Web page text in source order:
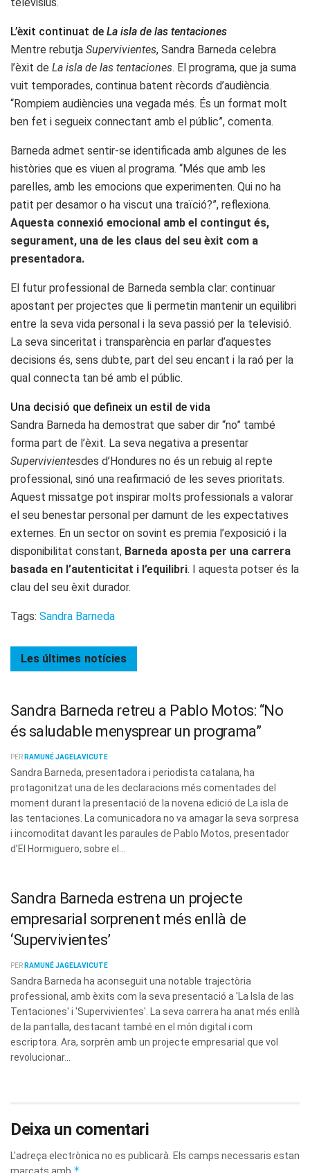
L’èxit continuat de La isla de las tentaciones
Mentre rebutja Supervivientes, Sandra Barneda celebra
l’èxit de La isla de las tentaciones. El programa, que ja suma
vuit temporades, continua batent rècords d’audiència.
“Rompiem audiències una vegada més. És un format molt
ben fet i segueix connectant amb el públic”, comenta.
Barneda admet sentir-se identificada amb algunes de les
històries que es viuen al programa. “Més que amb les
parelles, amb les emocions que experimenten. Qui no ha
patit per desamor o ha viscut una traïció?”, reflexiona.
Aquesta connexió emocional amb el contingut és,
segurament, una de les claus del seu èxit com a
presentadora.
El futur professional de Barneda sembla clar: continuar
apostant per projectes que li permetin mantenir un equilibri
entre la seva vida personal i la seva passió per la televisió.
La seva sinceritat i transparència en parlar d’aquestes
decisions és, sens dubte, part del seu encant i la raó per la
qual connecta tan bé amb el públic.
Una decisió que defineix un estil de vida
Sandra Barneda ha demostrat que saber dir “no” també
forma part de l’èxit. La seva negativa a presentar
Supervivientesdes d’Hondures no és un rebuig al repte
professional, sinó una reafirmació de les seves prioritats.
Aquest missatge pot inspirar molts professionals a valorar
el seu benestar personal per damunt de les expectatives
externes. En un sector on sovint es premia l’exposició i la
disponibilitat constant, Barneda aposta per una carrera
basada en l’autenticitat i l’equilibri. I aquesta potser és la
clau del seu èxit durador.
Tags: Sandra Barneda
Les últimes notícies
Sandra Barneda retreu a Pablo Motos: “No
és saludable menysprear un programa”
PER RAMUNÉ JAGELAVICUTE
Sandra Barneda, presentadora i periodista catalana, ha
protagonitzat una de les declaracions més comentades del
moment durant la presentació de la novena edició de La isla de
las tentaciones. La comunicadora no va amagar la seva sorpresa
i incomoditat davant les paraules de Pablo Motos, presentador
d’El Hormiguero, sobre el...
Sandra Barneda estrena un projecte
empresarial sorprenent més enllà de
‘Supervivientes’
PER RAMUNÉ JAGELAVICUTE
Sandra Barneda ha aconseguit una notable trajectòria
professional, amb èxits com la seva presentació a 'La Isla de las
Tentaciones' i 'Supervivientes'. La seva carrera ha anat més enllà
de la pantalla, destacant també en el món digital i com
escriptora. Ara, sorprèn amb un projecte empresarial que vol
revolucionar...
Deixa un comentari
L'adreça electrònica no es publicarà. Els camps necessaris estan